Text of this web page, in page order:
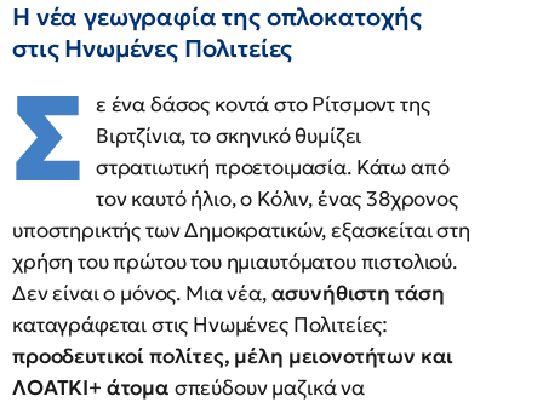
Η νέα γεωγραφία της οπλοκατοχής
στις Ηνωμένες Πολιτείες
Σ ε ένα δάσος κοντά στο Ρίτσμοντ της
Βιρτζίνια, το σκηνικό θυμίζει
στρατιωτική προετοιμασία. Κάτω από
τον καυτό ήλιο, ο Κόλιν, ένας 38χρονος
υποστηρικτής των Δημοκρατικών, εξασκείται στη
χρήση του πρώτου του ημιαυτόματου πιστολιού.
Δεν είναι ο μόνος. Μια νέα,ασυνήθιστη τάση
καταγράφεται στις Ηνωμένες Πολιτείες:
προοδευτικοί πολίτες, μέλη μειονοτήτων και
ΛΟΑΤΚΙ+ άτομα σπεύδουν μαζικά να